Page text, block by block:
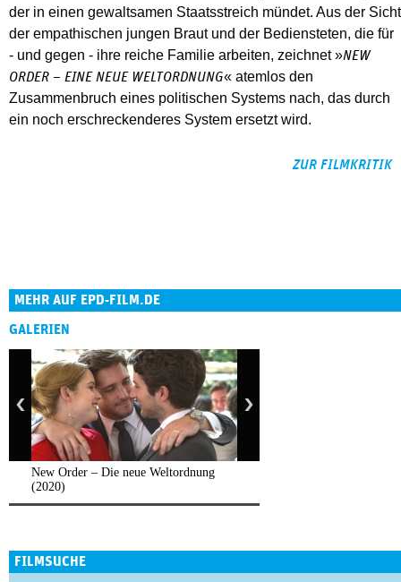
der in einen gewaltsamen Staatsstreich mündet. Aus der Sicht
der empathischen jungen Braut und der Bediensteten, die für
- und gegen - ihre reiche Familie arbeiten, zeichnet »NEW
ORDER – EINE NEUE WELTORDNUNG« atemlos den
Zusammenbruch eines politischen Systems nach, das durch
ein noch erschreckenderes System ersetzt wird.
ZUR FILMKRITIK
MEHR AUF EPD-FILM.DE
GALERIEN
New Order – Die neue Weltordnung
(2020)
FILMSUCHE